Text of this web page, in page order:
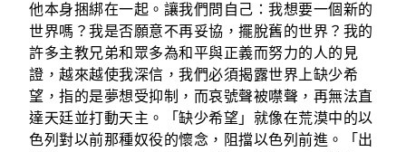
他本身捆綁在一起。讓我們問自己：我想要一個新的
世界嗎？我是否願意不再妥協，擺脫舊的世界？我的
許多主教兄弟和眾多為和平與正義而努力的人的見
證，越來越使我深信，我們必須揭露世界上缺少希
望，指的是夢想受抑制，而哀號聲被噤聲，再無法直
達天廷並打動天主。「缺少希望」就像在荒漠中的以
色列對以前那種奴役的懷念，阻擋以色列前進。「出